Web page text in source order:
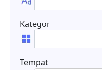
Kategori
Tempat